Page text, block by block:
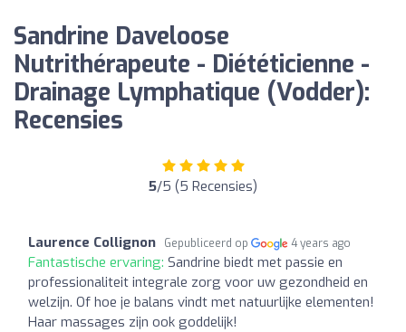
Sandrine Daveloose
Nutrithérapeute - Diététicienne -
Drainage Lymphatique (Vodder):
Recensies
5/5 (5 Recensies)
Laurence Collignon Gepubliceerd op 4 years ago
Fantastische ervaring: Sandrine biedt met passie en
professionaliteit integrale zorg voor uw gezondheid en
welzijn. Of hoe je balans vindt met natuurlijke elementen!
Haar massages zijn ook goddelijk!